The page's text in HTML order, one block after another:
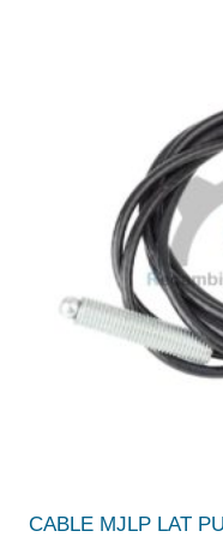
CABLE MJLP LAT